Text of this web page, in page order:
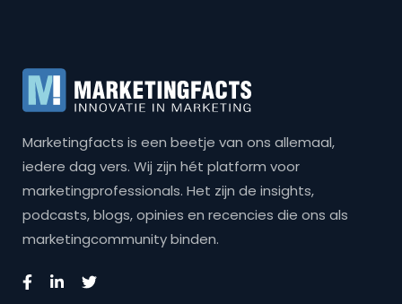
Marketingfacts is een beetje van ons allemaal,
iedere dag vers. Wij zijn hét platform voor
marketingprofessionals. Het zijn de insights,
podcasts, blogs, opinies en recencies die ons als
marketingcommunity binden.